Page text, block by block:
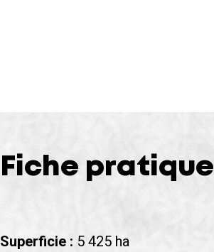
Fiche pratique
Superficie : 5 425 ha